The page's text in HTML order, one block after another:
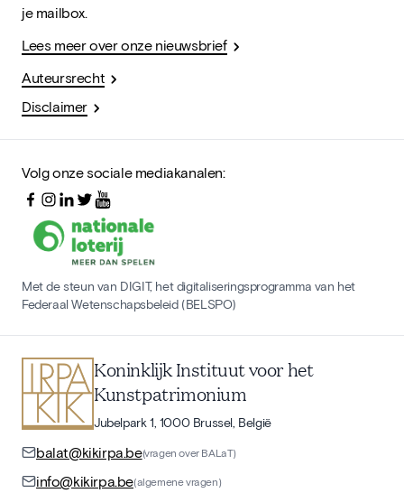
je mailbox.
Lees meer over onze nieuwsbrief
Auteursrecht
Disclaimer
Volg onze sociale mediakanalen:
Met de steun van DIGIT, het digitaliseringsprogramma van het
Federaal Wetenschapsbeleid (BELSPO)
Koninklijk Instituut voor het
Kunstpatrimonium
Jubelpark 1, 1000 Brussel, België
balat@kikirpa.be(vragen over BALaT)
info@kikirpa.be(algemene vragen)